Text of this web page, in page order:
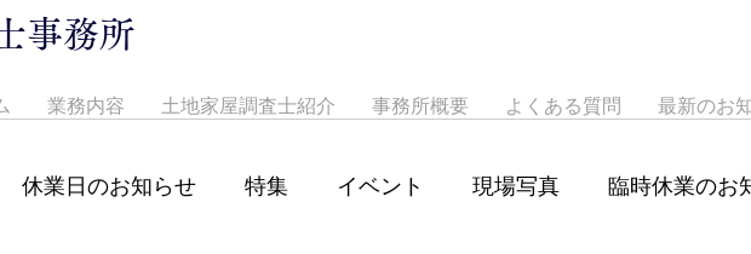
事務所
業務内容 土地家屋調査士紹介 事務所概要 よくある質問 最新のお
休業日のお知らせ 特集 イベント 現場写真 臨時休業のお